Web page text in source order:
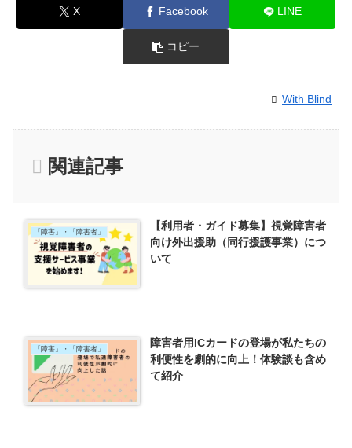
X Facebook LINE
コピー
With Blind
関連記事
「障害」・「障害者」
【利用者・ガイド募集】視覚障害者
向け外出援助（同行援護事業）につ
いて
「障害」・「障害者」
障害者用ICカードの登場が私たちの
利便性を劇的に向上！体験談も含め
て紹介